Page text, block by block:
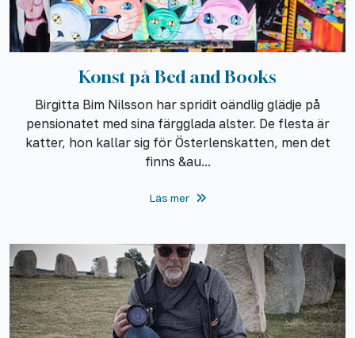
Konst på Bed and Books
Birgitta Bim Nilsson har spridit oändlig glädje på
pensionatet med sina färgglada alster. De flesta är
katter, hon kallar sig för Österlenskatten, men det
finns &au...
Läs mer